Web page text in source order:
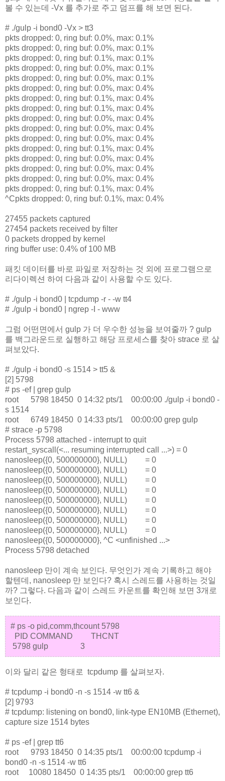
볼 수 있는데 -Vx 를 추가로 주고 덤프를 해 보면 된다.
# ./gulp -i bond0 -Vx > tt3
pkts dropped: 0, ring buf: 0.0%, max: 0.1%
pkts dropped: 0, ring buf: 0.0%, max: 0.1%
pkts dropped: 0, ring buf: 0.1%, max: 0.1%
pkts dropped: 0, ring buf: 0.0%, max: 0.1%
pkts dropped: 0, ring buf: 0.0%, max: 0.1%
pkts dropped: 0, ring buf: 0.0%, max: 0.4%
pkts dropped: 0, ring buf: 0.1%, max: 0.4%
pkts dropped: 0, ring buf: 0.1%, max: 0.4%
pkts dropped: 0, ring buf: 0.0%, max: 0.4%
pkts dropped: 0, ring buf: 0.0%, max: 0.4%
pkts dropped: 0, ring buf: 0.0%, max: 0.4%
pkts dropped: 0, ring buf: 0.1%, max: 0.4%
pkts dropped: 0, ring buf: 0.0%, max: 0.4%
pkts dropped: 0, ring buf: 0.0%, max: 0.4%
pkts dropped: 0, ring buf: 0.0%, max: 0.4%
pkts dropped: 0, ring buf: 0.1%, max: 0.4%
^Cpkts dropped: 0, ring buf: 0.1%, max: 0.4%
27455 packets captured
27454 packets received by filter
0 packets dropped by kernel
ring buffer use: 0.4% of 100 MB
패킷 데이터를 바로 파일로 저장하는 것 외에 프로그램으로
리다이렉션 하여 다음과 같이 사용할 수도 있다.
# ./gulp -i bond0 | tcpdump -r - -w tt4
# ./gulp -i bond0 | ngrep -I - www
그럼 어떤면에서 gulp 가 더 우수한 성능을 보여줄까 ? gulp
를 백그라운드로 실행하고 해당 프로세스를 찾아 strace 로 살
펴보았다.
# ./gulp -i bond0 -s 1514 > tt5 &
[2] 5798
# ps -ef | grep gulp
root 5798 18450 0 14:32 pts/1 00:00:00 ./gulp -i bond0 -
s 1514
root 6749 18450 0 14:33 pts/1 00:00:00 grep gulp
# strace -p 5798
Process 5798 attached - interrupt to quit
restart_syscall(<... resuming interrupted call ...>) = 0
nanosleep({0, 500000000}, NULL) = 0
nanosleep({0, 500000000}, NULL) = 0
nanosleep({0, 500000000}, NULL) = 0
nanosleep({0, 500000000}, NULL) = 0
nanosleep({0, 500000000}, NULL) = 0
nanosleep({0, 500000000}, NULL) = 0
nanosleep({0, 500000000}, NULL) = 0
nanosleep({0, 500000000}, NULL) = 0
nanosleep({0, 500000000}, ^C <unfinished ...>
Process 5798 detached
nanosleep 만이 계속 보인다. 무엇인가 계속 기록하고 해야
할텐데, nanosleep 만 보인다? 혹시 스레드를 사용하는 것일
까? 그렇다. 다음과 같이 스레드 카운트를 확인해 보면 3개로
보인다.
# ps -o pid,comm,thcount 5798
PID COMMAND THCNT
5798 gulp 3
이와 달리 같은 형태로 tcpdump 를 살펴보자.
# tcpdump -i bond0 -n -s 1514 -w tt6 &
[2] 9793
# tcpdump: listening on bond0, link-type EN10MB (Ethernet),
capture size 1514 bytes
# ps -ef | grep tt6
root 9793 18450 0 14:35 pts/1 00:00:00 tcpdump -i
bond0 -n -s 1514 -w tt6
root 10080 18450 0 14:35 pts/1 00:00:00 grep tt6